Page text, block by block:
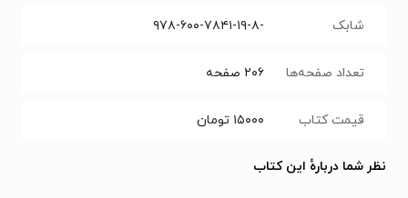
شابک -۹۷۸-۶۰۰-۷۸۴۱-۱۹-۸‬
تعداد صفحه‌ها ۲۰۶ صفحه
قیمت کتاب ۱۵۰۰۰ تومان
نظر شما دربارهٔ این کتاب